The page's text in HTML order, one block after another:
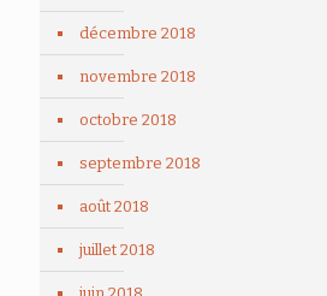
décembre 2018
novembre 2018
octobre 2018
septembre 2018
août 2018
juillet 2018